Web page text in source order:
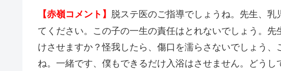
【赤嶺コメント】 脱ステ医のご指導でしょうね。先生、
てください。この子の一生の責任はとれないでしょう。
けさせますか？怪我したら、傷口を濡らさないでしょう
ね。一緒です、僕もできるだけ入浴はさせません。どう